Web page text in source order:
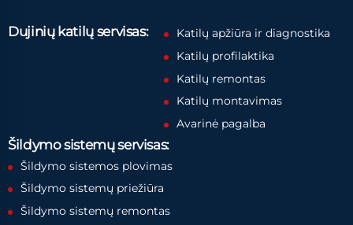
Dujinių katilų servisas:
Katilų apžiūra ir diagnostika
Katilų profilaktika
Katilų remontas
Katilų montavimas
Avarinė pagalba
Šildymo sistemų servisas:
Šildymo sistemos plovimas
Šildymo sistemų priežiūra
Šildymo sistemų remontas